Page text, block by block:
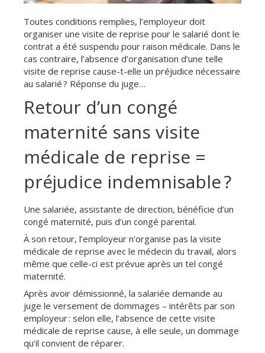
Toutes conditions remplies, l’employeur doit
organiser une visite de reprise pour le salarié dont le
contrat a été suspendu pour raison médicale. Dans le
cas contraire, l’absence d’organisation d’une telle
visite de reprise cause-t-elle un préjudice nécessaire
au salarié ? Réponse du juge…
Retour d’un congé
maternité sans visite
médicale de reprise =
préjudice indemnisable ?
Une salariée, assistante de direction, bénéficie d’un
congé maternité, puis d’un congé parental.
À son retour, l’employeur n’organise pas la visite
médicale de reprise avec le médecin du travail, alors
même que celle-ci est prévue après un tel congé
maternité.
Après avoir démissionné, la salariée demande au
juge le versement de dommages – intérêts par son
employeur : selon elle, l’absence de cette visite
médicale de reprise cause, à elle seule, un dommage
qu’il convient de réparer.